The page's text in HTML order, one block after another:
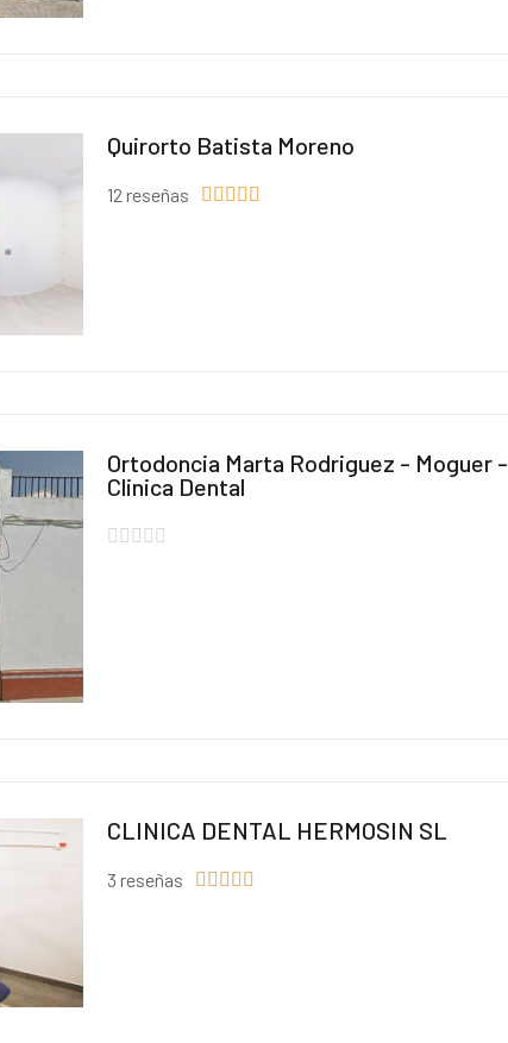
Quirorto Batista Moreno
12 reseñas     
Ortodoncia Marta Rodriguez - Moguer -
Clinica Dental
    
CLINICA DENTAL HERMOSIN SL
3 reseñas     